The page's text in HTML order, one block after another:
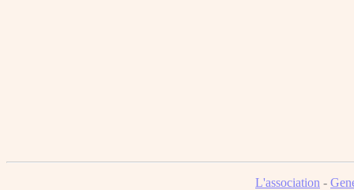
L'association -